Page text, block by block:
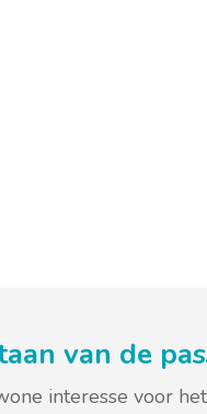
van de
interesse voor het